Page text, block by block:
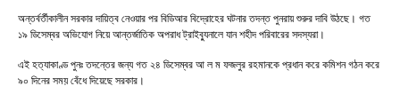
অন্তর্বর্তীকালীন সরকার দায়িত্ব নেওয়ার পর বিডিআর বিদ্রোহের ঘটনার তদন্ত পুনরায় শুরুর দাবি উঠছে। গত
১৯ ডিসেম্বর অভিযোগ নিয়ে আন্তর্জাতিক অপরাধ ট্রাইব্যুনালে যান শহীদ পরিবারের সদস্যরা।
এই হত্যাকাণ্ড পুনঃ তদন্তের জন্য গত ২৪ ডিসেম্বর আ ল ম ফজলুর রহমানকে প্রধান করে কমিশন গঠন করে
৯০ দিনের সময় বেঁধে দিয়েছে সরকার।